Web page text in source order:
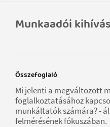
Munkaadói
Összefoglaló
Mi jelenti a megváltozott
foglalkoztatásához
munkáltatók számára? -
felmérésének fókuszában.